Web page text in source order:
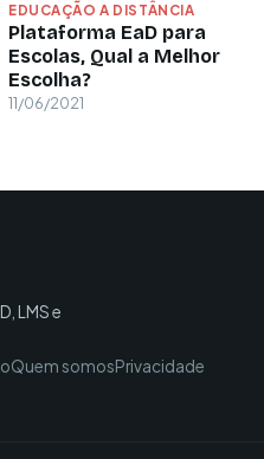
EDUCAÇÃO A DISTÂNCIA
Plataforma EaD para
Escolas, Qual a Melhor
Escolha?
11/06/2021
LMS e
Quem somosPrivacidade